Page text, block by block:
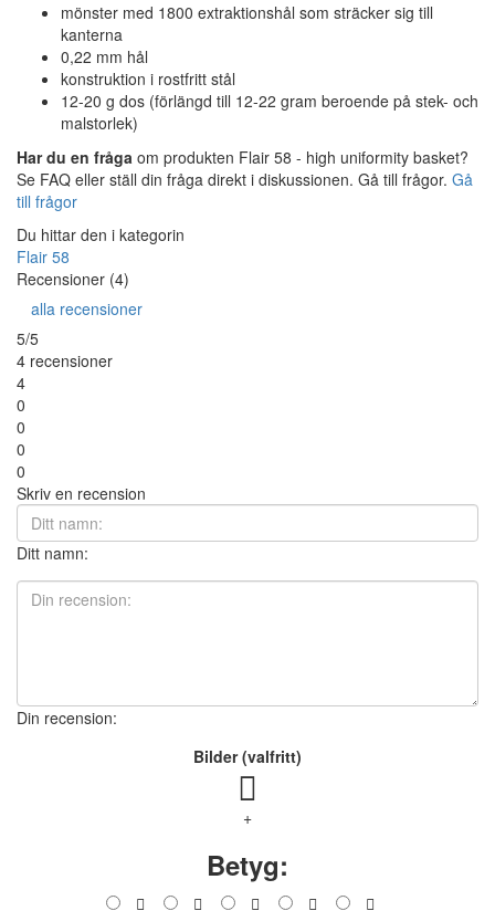
mönster med 1800 extraktionshål som sträcker sig till
kanterna
0,22 mm hål
konstruktion i rostfritt stål
12-20 g dos (förlängd till 12-22 gram beroende på stek- och
malstorlek)
Har du en fråga om produkten Flair 58 - high uniformity basket?
Se FAQ eller ställ din fråga direkt i diskussionen. Gå till frågor. Gå
till frågor
Du hittar den i kategorin
Flair 58
Recensioner (4)
alla recensioner
5/5
4 recensioner
4
0
0
0
0
Skriv en recension
Ditt namn:
Din recension:
Bilder (valfritt)
+
Betyg: